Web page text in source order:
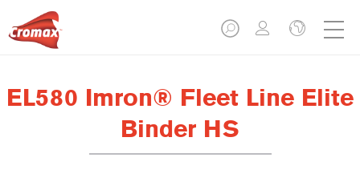
EL580 Imron® Fleet Line Elite
Binder HS